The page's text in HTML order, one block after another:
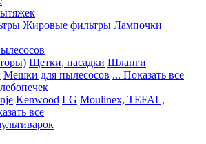
Жировые фильтры Лампочки
Щетки, насадки Шланги
Мешки для пылесосов ... Показать все
Kenwood LG Moulinex, TEFAL,
все